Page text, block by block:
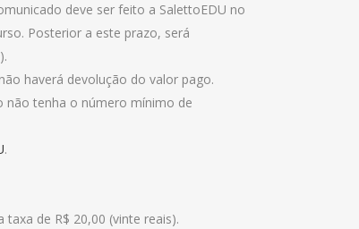
deve ser feito a SalettoEDU no
Posterior a este prazo, será
haverá devolução do valor pago.
não tenha o número mínimo de
.
de R$ 20,00 (vinte reais).